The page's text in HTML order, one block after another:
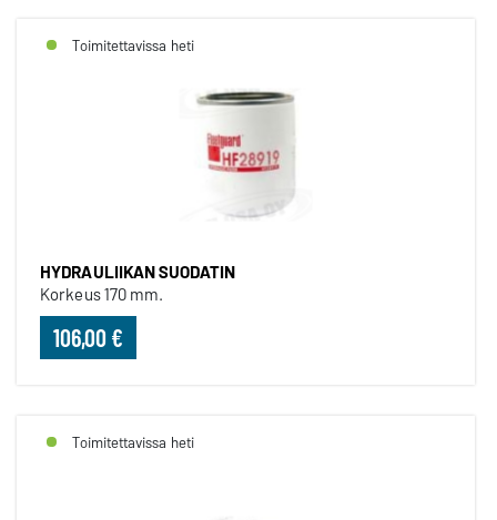
Toimitettavissa heti
HYDRAULIIKAN SUODATIN
Korkeus 170 mm.
106,00 €
Toimitettavissa heti